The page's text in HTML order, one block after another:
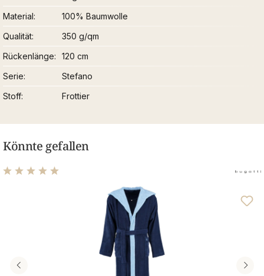
Material
100% Baumwolle
Qualität
350 g/qm
Rückenlänge
120 cm
Serie
Stefano
Stoff
Frottier
Könnte gefallen
Durchschnittliche Bewertung von 5 von 5 Sternen